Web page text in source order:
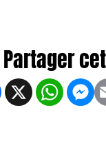
Facebook
X